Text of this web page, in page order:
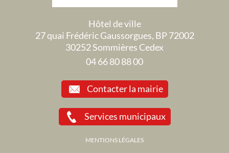
Hôtel de ville
27 quai Frédéric Gaussorgues, BP 72002
30252 Sommières Cedex
04 66 80 88 00
Contacter la mairie
Services municipaux
MENTIONS LÉGALES